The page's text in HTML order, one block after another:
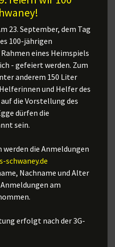
23. September, dem Tag
100-jährigen
eines Heimspiels
- gefeiert werden. Zum
anderem 150 Liter
und Helfer des
auf die Vorstellung des
dürfen die
sein.
die Anmeldungen
Nachname und Alter
am
erfolgt nach der 3G-